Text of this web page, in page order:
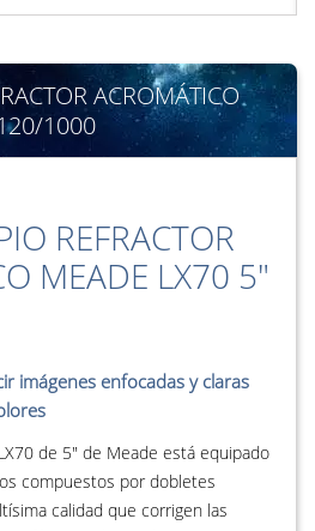
ACROMÁTICO
1000
REFRACTOR
MEADE LX70 5"
imágenes enfocadas y claras
de 5" de Meade está equipado
compuestos por dobletes
calidad que corrigen las